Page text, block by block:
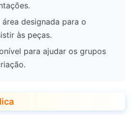
designada para o
às peças.
para ajudar os grupos